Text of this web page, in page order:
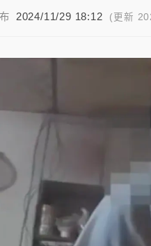
喜來登圍籬傾倒砸傷人
門只出不進 未移置車輛最
2024/11/29 18:12 (更新